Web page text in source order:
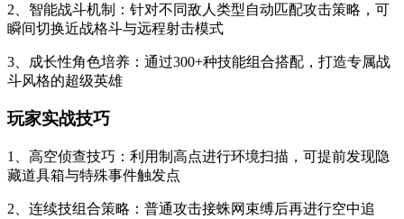
2、智能战斗机制：针对不同敌人类型自动匹配攻击策略，可
瞬间切换近战格斗与远程射击模式
3、成长性角色培养：通过300+种技能组合搭配，打造专属战
斗风格的超级英雄
玩家实战技巧
1、高空侦查技巧：利用制高点进行环境扫描，可提前发现隐
藏道具箱与特殊事件触发点
2、连续技组合策略：普通攻击接蛛网束缚后再进行空中追